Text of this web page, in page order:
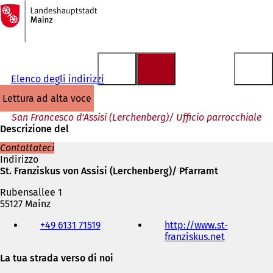
Vai al contenuto
Alla
pagina
iniziale
Elenco degli indirizzi
lettura ad alta voce
San Francesco d'Assisi (Lerchenberg)/ Ufficio parrocchiale
Descrizione del
Contattateci
Indirizzo
St. Franziskus von Assisi (Lerchenberg)/ Pfarramt
Rubensallee 1
55127 Mainz
e-
+49 6131 71519
http://www.st-
franziskus.net(
La tua strada verso di noi